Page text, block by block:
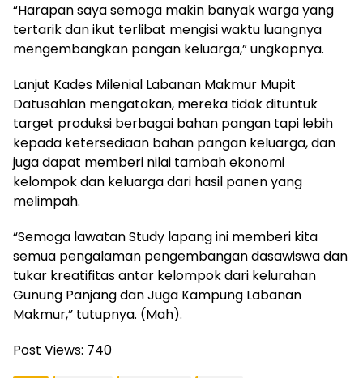
“Harapan saya semoga makin banyak warga yang
tertarik dan ikut terlibat mengisi waktu luangnya
mengembangkan pangan keluarga,” ungkapnya.
Lanjut Kades Milenial Labanan Makmur Mupit
Datusahlan mengatakan, mereka tidak dituntuk
target produksi berbagai bahan pangan tapi lebih
kepada ketersediaan bahan pangan keluarga, dan
juga dapat memberi nilai tambah ekonomi
kelompok dan keluarga dari hasil panen yang
melimpah.
“Semoga lawatan Study lapang ini memberi kita
semua pengalaman pengembangan dasawiswa dan
tukar kreatifitas antar kelompok dari kelurahan
Gunung Panjang dan Juga Kampung Labanan
Makmur,” tutupnya. (Mah).
Post Views: 740